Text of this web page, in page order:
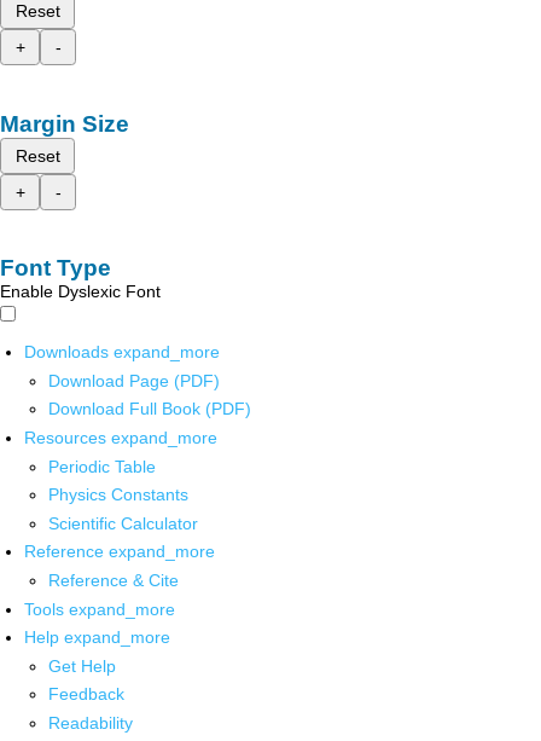
Reset
+
-
Margin Size
Reset
+
-
Font Type
Enable Dyslexic Font
Downloads expand_more
Download Page (PDF)
Download Full Book (PDF)
Resources expand_more
Periodic Table
Physics Constants
Scientific Calculator
Reference expand_more
Reference & Cite
Tools expand_more
Help expand_more
Get Help
Feedback
Readability